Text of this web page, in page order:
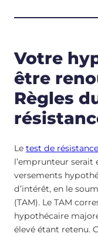
Votre
être
Règles
Le test de résistance
l’emprunteur serait
versements
d’intérêt, en le
(TAM). Le TAM
hypothécaire
élevé étant retenu.